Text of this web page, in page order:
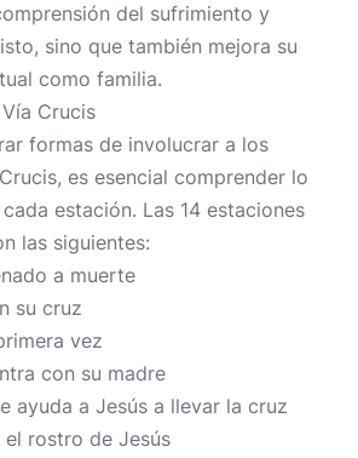
del sufrimiento y
sino que también mejora su
como familia.
Crucis
formas de involucrar a los
es esencial comprender lo
estación. Las 14 estaciones
las siguientes:
a muerte
su cruz
vez
con su madre
ayuda a Jesús a llevar la cruz
rostro de Jesús